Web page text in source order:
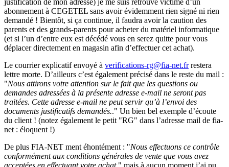
abonnement à CEGETEL sans avoir évidemment rien signé ni rien
demandé ! Bientôt, si ça continue, il faudra avoir la caution des
parents et des grands-parents pour acheter du matériel informatique
(et si l’un d’entre eux est décédé vous en serez quitte pour vous
déplacer directement en magasin afin d’effectuer cet achat).
Le courrier explicatif envoyé à verifications-rg@fia-net.frrestera
lettre morte. D’ailleurs c’est également précisé dans le reste du mail :
"Nous attirons votre attention sur le fait que les questions ou
demandes adressées à la présente adresse e-mail ne seront pas
traitées. Cette adresse e-mail ne peut servir qu’à l’envoi des
documents justificatifs demandés.." Un bien bel exemple d’écoute
du client ! (notez également le petit "RG" dans l’adresse mail de fia-
net : éloquent !)
De plus FIA-NET ment éhontément : "Nous effectuons ce contrôle
conformément aux conditions générales de vente que vous avez
acceptées en effectuant votre achat." mais à aucun moment j’ai pu